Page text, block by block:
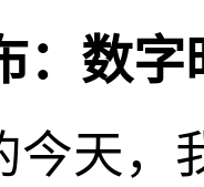
：数
今天，